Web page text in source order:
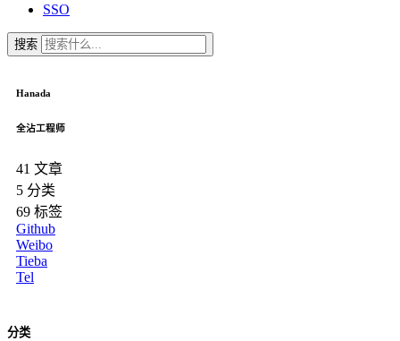
SSO
搜索
Hanada
全沾工程师
41 文章
5 分类
69 标签
Github
Weibo
Tieba
Tel
分类